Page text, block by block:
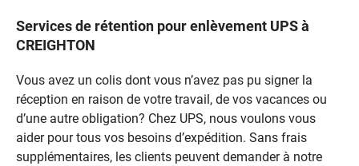
Services de rétention pour enlèvement UPS à
CREIGHTON
Vous avez un colis dont vous n’avez pas pu signer la
réception en raison de votre travail, de vos vacances ou
d’une autre obligation? Chez UPS, nous voulons vous
aider pour tous vos besoins d’expédition. Sans frais
supplémentaires, les clients peuvent demander à notre